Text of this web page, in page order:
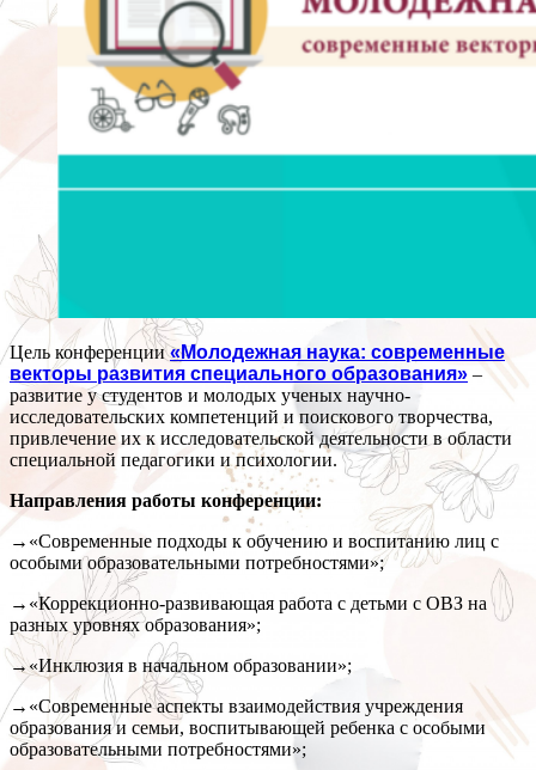
Цель конференции«Молодежная наука: современные
векторы развития специального образования» –
развитие у студентов и молодых ученых научно-
исследовательских компетенций и поискового творчества,
привлечение их к исследовательской деятельности в области
специальной педагогики и психологии.
Направления работы конференции:
→«Современные подходы к обучению и воспитанию лиц с
особыми образовательными потребностями»;
→«Коррекционно-развивающая работа с детьми с ОВЗ на
разных уровнях образования»;
→«Инклюзия в начальном образовании»;
→«Современные аспекты взаимодействия учреждения
образования и семьи, воспитывающей ребенка с особыми
образовательными потребностями»;